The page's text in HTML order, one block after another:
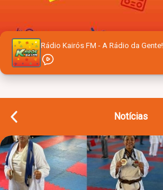
Rádio Kairós FM - A Rádio da Gente!
Notícias